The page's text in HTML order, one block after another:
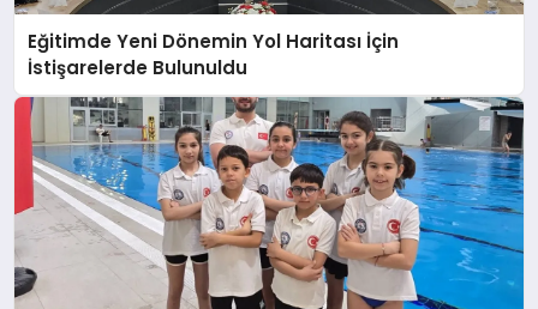
Eğitimde Yeni Dönemin Yol Haritası İçin
İstişarelerde Bulunuldu